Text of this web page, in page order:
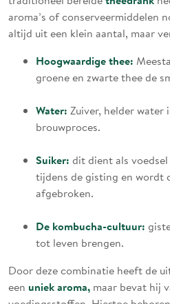
aroma’s of conserveermiddelen
altijd uit een klein aantal, maar
Hoogwaardige thee:
groene en zwarte thee de
Water: Zuiver, helder water
brouwproces.
Suiker: dit dient als
tijdens de gisting en wordt
afgebroken.
De kombucha-cultuur:
tot leven brengen.
Door deze combinatie heeft de
een uniek aroma, maar bevat hij